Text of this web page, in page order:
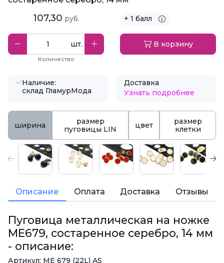
107,30 руб. + 1 балл
шт.
Количество
В корзину
Наличие:
склад ГламурМода
Доставка
Узнать подробнее
ширина
размер
пуговицы LIN
цвет
размер
клетки
Описание Оплата Доставка Отзывы
Пуговица металлическая на ножке
ME679, состаренное серебро, 14 мм
- описание:
Артикул: ME 679 (22L) AS